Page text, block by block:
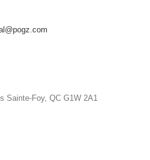
Sainte-Foy, QC G1W 2A1